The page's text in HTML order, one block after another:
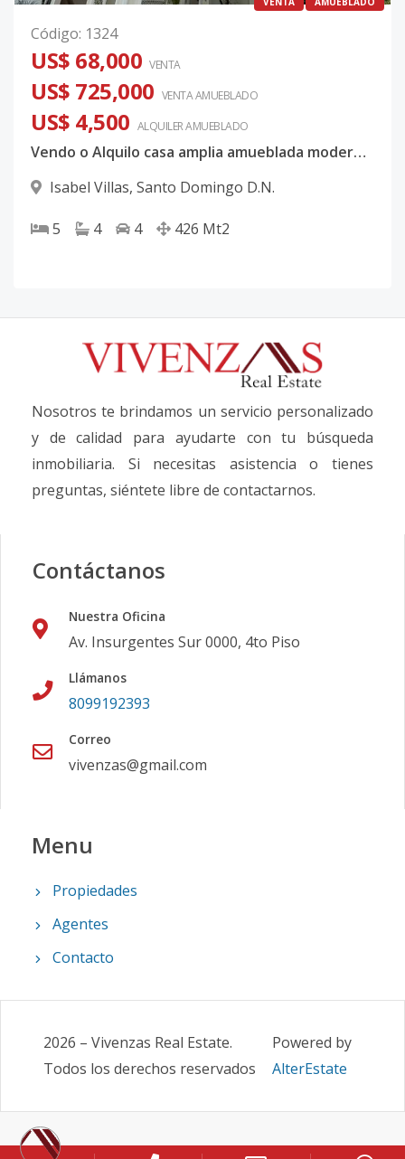
Código: 1324
US$ 68,000 VENTA
US$ 725,000 VENTA AMUEBLADO
US$ 4,500 ALQUILERAMUEBLADO
Vendo o Alquilo casa amplia amueblada moderna en Isabel Villa:
Isabel Villas, Santo Domingo D.N.
5 4 4 426 Mt2
Nosotros te brindamos un servicio personalizado
y de calidad para ayudarte con tu búsqueda
inmobiliaria. Si necesitas asistencia o tienes
preguntas, siéntete libre de contactarnos.
Contáctanos
Nuestra Oficina
Av. Insurgentes Sur 0000, 4to Piso
Llámanos
8099192393
Correo
vivenzas@gmail.com
Menu
Propiedades
Agentes
Contacto
2026 – Vivenzas Real Estate.
Todos los derechos reservados
Powered by
AlterEstate